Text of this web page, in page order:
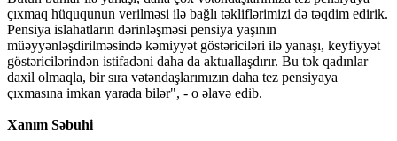
çıxmaq hüququnun verilməsi ilə bağlı təkliflərimizi də təqdim edirik.
Pensiya islahatların dərinləşməsi pensiya yaşının
müəyyənləşdirilməsində kəmiyyət göstəriciləri ilə yanaşı, keyfiyyət
göstəricilərindən istifadəni daha da aktuallaşdırır. Bu tək qadınlar
daxil olmaqla, bir sıra vətəndaşlarımızın daha tez pensiyaya
çıxmasına imkan yarada bilər", - o əlavə edib.
Xanım Səbuhi